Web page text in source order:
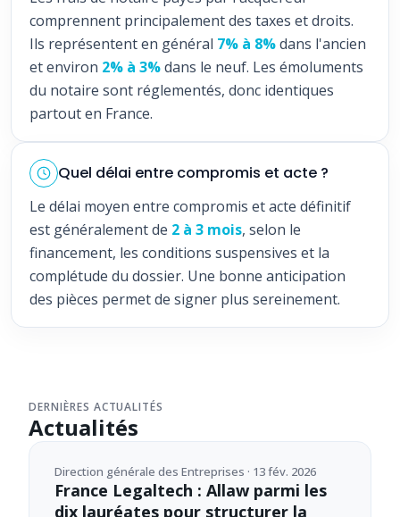
comprennent principalement des taxes et droits.
Ils représentent en général 7% à 8%dans l'ancien
et environ 2% à 3%dans le neuf. Les émoluments
du notaire sont réglementés, donc identiques
partout en France.
Quel délai entre compromis et acte ?
Le délai moyen entre compromis et acte définitif
est généralement de 2 à 3 mois, selon le
financement, les conditions suspensives et la
complétude du dossier. Une bonne anticipation
des pièces permet de signer plus sereinement.
DERNIÈRES ACTUALITÉS
Actualités
Direction générale des Entreprises · 13 fév. 2026
France Legaltech : Allaw parmi les
dix lauréates pour structurer la